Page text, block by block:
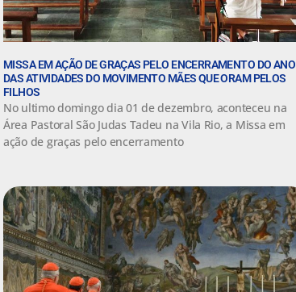
MISSA EM AÇÃO DE GRAÇAS PELO ENCERRAMENTO DO ANO
DAS ATIVIDADES DO MOVIMENTO MÃES QUE ORAM PELOS
FILHOS
No ultimo domingo dia 01 de dezembro, aconteceu na
Área Pastoral São Judas Tadeu na Vila Rio, a Missa em
ação de graças pelo encerramento